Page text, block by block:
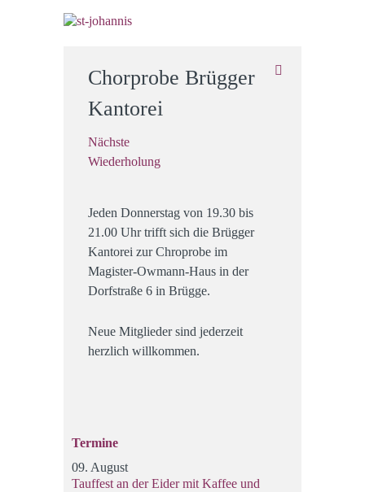
Chorprobe Brügger
Kantorei
Nächste
Wiederholung
Jeden Donnerstag von 19.30 bis
21.00 Uhr trifft sich die Brügger
Kantorei zur Chroprobe im
Magister-Owmann-Haus in der
Dorfstraße 6 in Brügge.
Neue Mitglieder sind jederzeit
herzlich willkommen.
Termine
09. August
Tauffest an der Eider mit Kaffee und